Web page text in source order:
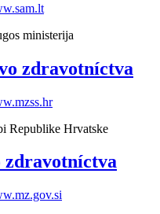
ministerija
zdravotníctva
Republike Hrvatske
zdravotníctva